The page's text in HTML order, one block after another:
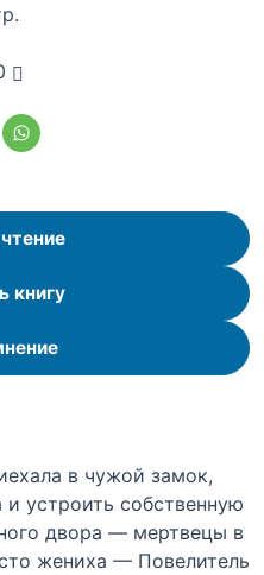
книгу
в чужой замок,
устроить собственную
двора — мертвецы в
жениха — Повелитель